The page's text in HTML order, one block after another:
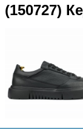
(150727)